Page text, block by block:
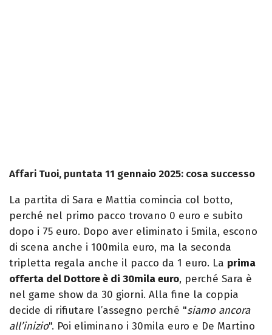
Affari Tuoi, puntata 11 gennaio 2025: cosa successo
La partita di Sara e Mattia comincia col botto,
perché nel primo pacco trovano 0 euro e subito
dopo i 75 euro. Dopo aver eliminato i 5mila, escono
di scena anche i 100mila euro, ma la seconda
tripletta regala anche il pacco da 1 euro. La prima
offerta del Dottore è di 30mila euro, perché Sara è
nel game show da 30 giorni. Alla fine la coppia
decide di rifiutare l’assegno perché "siamo ancora
all’inizio". Poi eliminano i 30mila euro e De Martino